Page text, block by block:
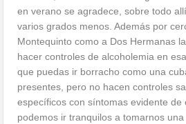
en verano se agradece, sobre todo
varios grados menos. Además por
Montequinto como a Dos Hermanas
hacer controles de alcoholemia en
que puedas ir borracho como una
presentes, pero no hacen controles
específicos con síntomas evidente de
podemos ir tranquilos a tomarnos